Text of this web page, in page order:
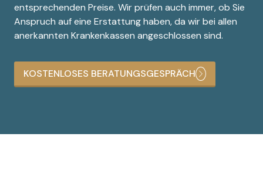
entsprechenden Preise. Wir prüfen auch immer, ob Sie
Anspruch auf eine Erstattung haben, da wir bei allen
anerkannten Krankenkassen angeschlossen sind.
KOSTENLOSES BERATUNGSGESPRÄCH